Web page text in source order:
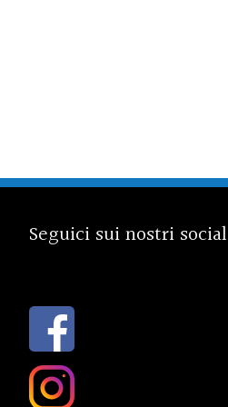
Seguici sui nostri social